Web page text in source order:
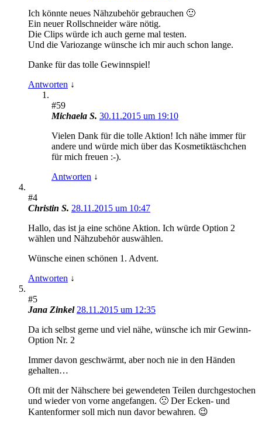
Ich könnte neues Nähzubehör gebrauchen 🙂
Ein neuer Rollschneider wäre nötig.
Die Clips würde ich auch gerne mal testen.
Und die Variozange wünsche ich mir auch schon lange.
Danke für das tolle Gewinnspiel!
Antworten ↓
#59
Michaela S. 30.11.2015 um 19:10
Vielen Dank für die tolle Aktion! Ich nähe immer für
andere und würde mich über das Kosmetiktäschchen
für mich freuen :-).
Antworten ↓
#4
Christin S. 28.11.2015 um 10:47
Hallo, das ist ja eine schöne Aktion. Ich würde Option 2
wählen und Nähzubehör auswählen.
Wünsche einen schönen 1. Advent.
Antworten ↓
#5
Jana Zinkel 28.11.2015 um 12:35
Da ich selbst gerne und viel nähe, wünsche ich mir Gewinn-
Option Nr. 2
Immer davon geschwärmt, aber noch nie in den Händen
gehalten…
Oft mit der Nähschere bei gewendeten Teilen durchgestochen
und wieder von vorne angefangen. 🙁 Der Ecken- und
Kantenformer soll mich nun davor bewahren. 😉